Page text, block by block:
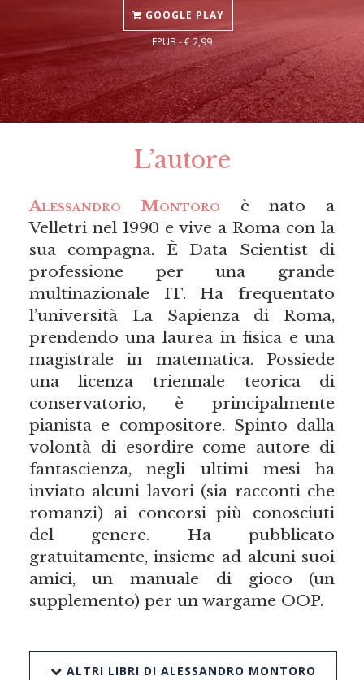
GOOGLE PLAY
EPUB - € 2,99
L’autore
Alessandro Montoro è nato a
Velletri nel 1990 e vive a Roma con la
sua compagna. È Data Scientist di
professione per una grande
multinazionale IT. Ha frequentato
l’università La Sapienza di Roma,
prendendo una laurea in fisica e una
magistrale in matematica. Possiede
una licenza triennale teorica di
conservatorio, è principalmente
pianista e compositore. Spinto dalla
volontà di esordire come autore di
fantascienza, negli ultimi mesi ha
inviato alcuni lavori (sia racconti che
romanzi) ai concorsi più conosciuti
del genere. Ha pubblicato
gratuitamente, insieme ad alcuni suoi
amici, un manuale di gioco (un
supplemento) per un wargame OOP.
ALTRI LIBRI DI ALESSANDRO MONTORO